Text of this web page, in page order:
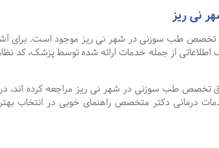
نی ریز
طب سوزنی در شهر نی ریز موجود است. برای
اطلاعاتی از جمله خدمات ارائه شده توسط پزشک،
تخصص طب سوزنی در شهر نی ریز مراجعه کرده اند،
درمانی دکتر متخصص راهنمای خوبی در انتخاب